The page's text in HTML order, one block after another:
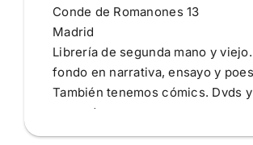
Conde de Romanones 13
Madrid
Librería de segunda mano y
fondo en narrativa, ensayo y
También tenemos cómics. Dvds
segunda mano.
CD/DVD, libros